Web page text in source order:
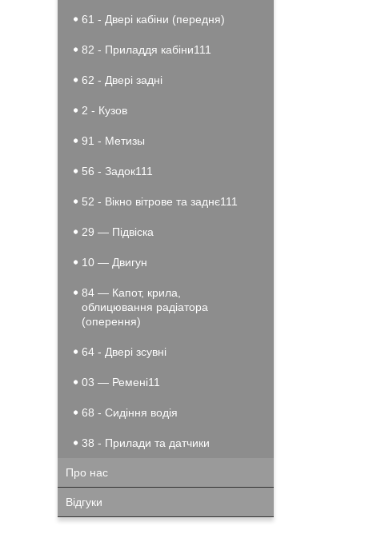
61 - Двері кабіни (передня)
82 - Приладдя кабіни111
62 - Двері задні
2 - Кузов
91 - Метизы
56 - Задок111
52 - Вікно вітрове та заднє111
29 — Підвіска
10 — Двигун
84 — Капот, крила,
облицювання радіатора
(оперення)
64 - Двері зсувні
03 — Ремені11
68 - Сидіння водія
38 - Прилади та датчики
Про нас
Відгуки